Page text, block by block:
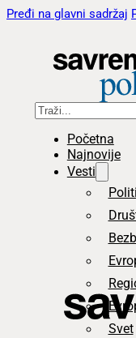
Pređi na glavni sadržaj
Pretraga
Početna
Najnovije
Vesti
Svet